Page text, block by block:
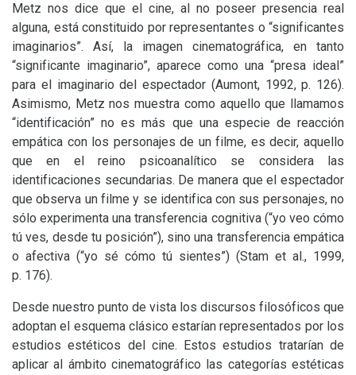
Metz nos dice que el cine, al no poseer presencia real
alguna, está constituido por representantes o “significantes
imaginarios”. Así, la imagen cinematográfica, en tanto
“significante imaginario”, aparece como una “presa ideal”
para el imaginario del espectador (Aumont, 1992, p. 126).
Asimismo, Metz nos muestra como aquello que llamamos
“identificación” no es más que una especie de reacción
empática con los personajes de un filme, es decir, aquello
que en el reino psicoanalítico se considera las
identificaciones secundarias. De manera que el espectador
que observa un filme y se identifica con sus personajes, no
sólo experimenta una transferencia cognitiva (“yo veo cómo
tú ves, desde tu posición”), sino una transferencia empática
o afectiva (“yo sé cómo tú sientes”) (Stam et al., 1999,
p. 176).
Desde nuestro punto de vista los discursos filosóficos que
adoptan el esquema clásico estarían representados por los
estudios estéticos del cine. Estos estudios tratarían de
aplicar al ámbito cinematográfico las categorías estéticas